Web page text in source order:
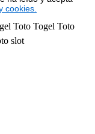
cookies.
Toto Togel Toto
slot